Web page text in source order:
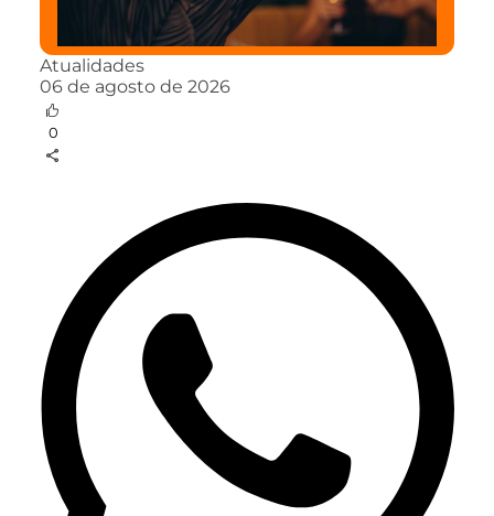
Atualidades
06 de agosto de 2026
0